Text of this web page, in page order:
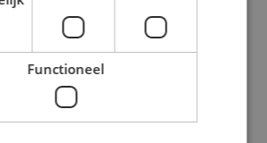
20 euro
aan per rol van tien stuks.
en verwijderen van
daarmee vergelijkbare
Functioneel